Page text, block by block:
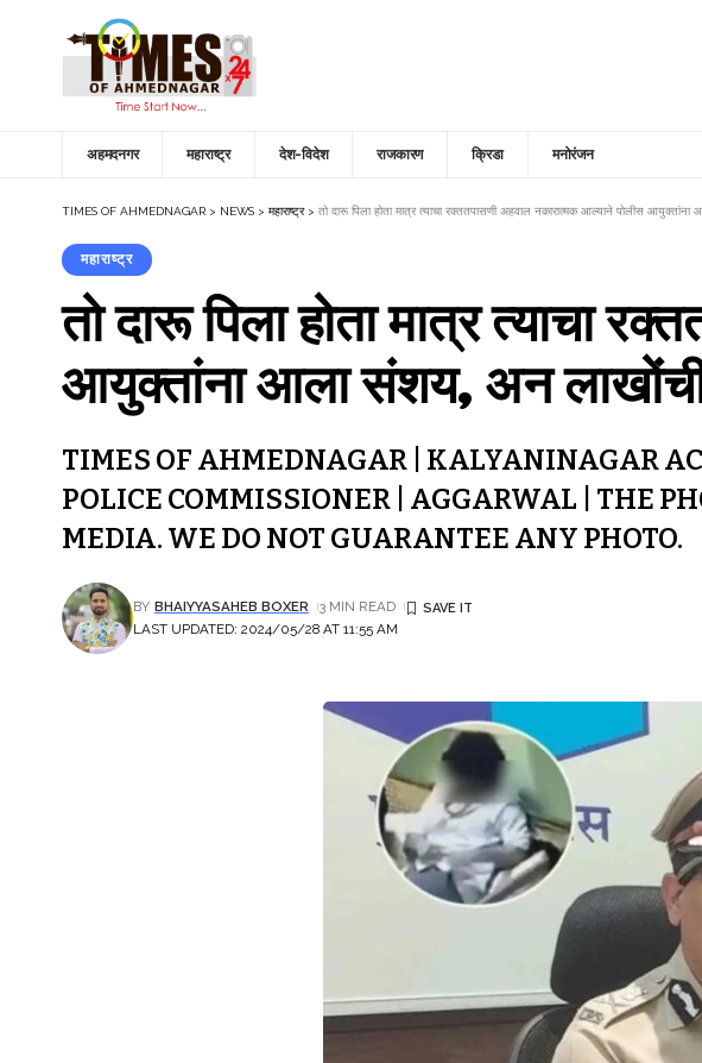
अहमदनगर महाराष्ट्र देश-विदेश राजकारण क्रिडा मनोरंजन
TIMES OF AHMEDNAGAR > NEWS > महाराष्ट्र> तो दारू पिला होता मात्र त्याचा रक्ततपासणी अहवाल नकारात्मक आल्याने पोलीस
महाराष्ट्र
तो दारू पिला होता मात्र त्याचा
आयुक्तांना आला संशय, अन
TIMES OF AHMEDNAGAR | KALYANINAGAR
POLICE COMMISSIONER | AGGARWAL | THE
MEDIA. WE DO NOT GUARANTEE ANY PHOTO.
LAST UPDATED: 2024/05/28 AT 11:55 AM
BY BHAIYYASAHEB BOXER 3 MIN READ